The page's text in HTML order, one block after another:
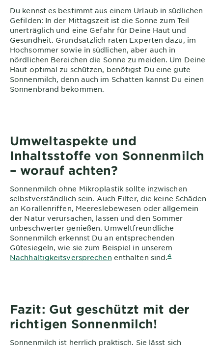
Du kennst es bestimmt aus einem Urlaub in südlichen
Gefilden: In der Mittagszeit ist die Sonne zum Teil
unerträglich und eine Gefahr für Deine Haut und
Gesundheit. Grundsätzlich raten Experten dazu, im
Hochsommer sowie in südlichen, aber auch in
nördlichen Bereichen die Sonne zu meiden. Um Deine
Haut optimal zu schützen, benötigst Du eine gute
Sonnenmilch, denn auch im Schatten kannst Du einen
Sonnenbrand bekommen.
Umweltaspekte und
Inhaltsstoffe von Sonnenmilch
– worauf achten?
Sonnenmilch ohne Mikroplastik sollte inzwischen
selbstverständlich sein. Auch Filter, die keine Schäden
an Korallenriffen, Meereslebewesen oder allgemein
der Natur verursachen, lassen und den Sommer
unbeschwerter genießen. Umweltfreundliche
Sonnenmilch erkennst Du an entsprechenden
Gütesiegeln, wie sie zum Beispiel in unserem
Nachhaltigkeitsversprechen enthalten sind.4
Fazit: Gut geschützt mit der
richtigen Sonnenmilch!
Sonnenmilch ist herrlich praktisch. Sie lässt sich